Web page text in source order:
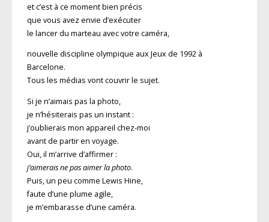
et c’est à ce moment bien précis
que vous avez envie d’exécuter
le lancer du marteau avec votre caméra,
nouvelle discipline olympique aux Jeux de 1992 à
Barcelone.
Tous les médias vont couvrir le sujet.
Si je n’aimais pas la photo,
je n’hésiterais pas un instant :
j’oublierais mon appareil chez-moi
avant de partir en voyage.
Oui, il m’arrive d’affirmer :
j’aimerais ne pas aimer la photo.
Puis, un peu comme Lewis Hine,
faute d’une plume agile,
je m’embarasse d’une caméra.